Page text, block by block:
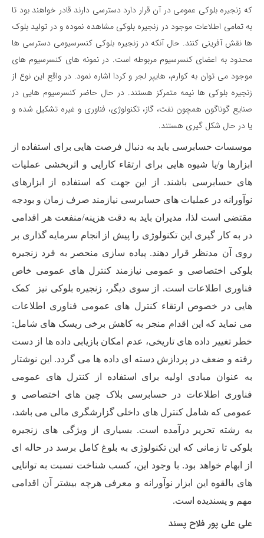
که زنجیره بلوکی عمومی در آن قرار دارد دسترسی دارند قادر خواهند بود تا
به تمامی اطلاعات موجود در زنجیره بلوکی مشاهده نموده و در تولید بلوک
ها نقش آفرینی کنند. حال آنکه در زنجیره بلوکی کنسرسیومی دسترسی ها
محدود به اعضای کنسرسیوم مربوطه است. در نمونه های کنسرسیوم های
موجود می توان به کوارم، هایپر لجر و کردا اشاره نمود. در واقع این نوع از
زنجیره بلوکی ها نیمه متمرکز هستند. در حال حاضر کنسرسیوم هایی در
صنایع گوناگون همچون نفت، گاز، تکنولوژی، فناوری و غیره تشکیل شده و
یا در حال شکل گیری هستند.
موسسات حسابرسی باید به دنبال فرصت هایی برای استفاده از
ابزارها و/یا شیوه هایی برای ارتقاء کارایی و اثربخشی عملیات
های حسابرسی باشند. از این جهت که استفاده از ابزارهای
نوآورانه در عملیات های حسابرسی نیازمند صرف زمان و بودجه
مقتضی است لذا، مدیران باید به دقت هزینه/منفعت هر اقدامی
در به کار گیری این تکنولوژی را پیش از انجام سرمایه گذاری بر
روی آن مدنظر قرار دهند. پیاده سازی منحصر به فرد زنجیره
بلوکی اختصاصی و عمومی نیازمند کنترل های عمومی خاص
فناوری اطلاعات است. از سوی دیگر، زنجیره بلوکی نیز
کمک
هایی در خصوص ارتقاء کنترل های عمومی فناوری اطلاعات
می نماید که این اقدام منجر به کاهش برخی ریسک های شامل:
خطر تغییر داده های تاریخی، عدم امکان بازیابی داده ها از دست
رفته و ضعف در پردازش دسته ای داده ها می گردد. این نوشتار
به عنوان مبادی اولیه برای استفاده از کنترل های عمومی
فناوری اطلاعات در حسابرسی بلاک چین های اختصاصی و
عمومی که شامل کنترل های داخلی گزارشگری مالی می باشد،
به رشته تحریر درآمده است. بسیاری از ویژگی های زنجیره
بلوکی تا زمانی که این تکنولوژی به بلوغ کامل برسد در حاله ای
از ابهام خواهد بود. با وجود این، کسب شناخت نسبت به توانایی
های بالقوه این ابزار نوآورانه و معرفی هرچه بیشتر آن اقدامی
مهم و پسندیده است.
علی علی پور فلاح پسند